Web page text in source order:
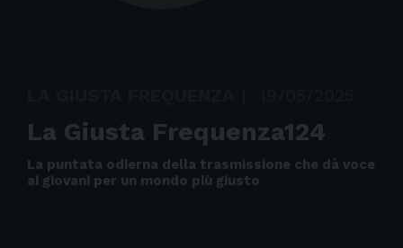
La Giusta Frequenza124
La puntata odierna della trasmissione che dà voce
ai giovani per un mondo più giusto